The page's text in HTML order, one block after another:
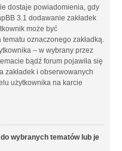
dostaje powiadomienia, gdy
3.1 dodawanie zakładek
może być
oznaczonego zakładką.
– w wybrany przez
bądź forum pojawiła się
zakładek i obserwowanych
użytkownika na karcie
wybranych tematów lub je